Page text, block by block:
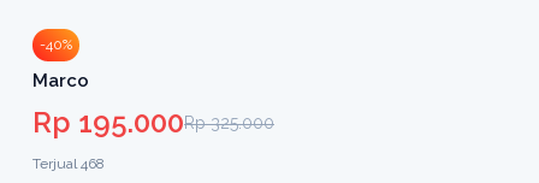
-40%
Marco
Rp 195.000Rp 325.000
Terjual 468